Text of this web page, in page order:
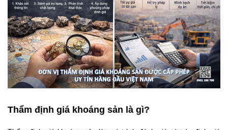
Thẩm định giá khoáng sản là gì?